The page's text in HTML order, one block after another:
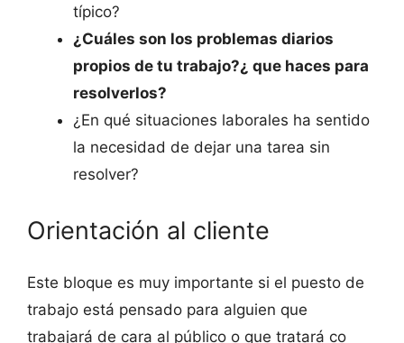
típico?
¿Cuáles son los problemas diarios
propios de tu trabajo?¿ que haces para
resolverlos?
¿En qué situaciones laborales ha sentido
la necesidad de dejar una tarea sin
resolver?
Orientación al cliente
Este bloque es muy importante si el puesto de
trabajo está pensado para alguien que
trabajará de cara al público o que tratará co